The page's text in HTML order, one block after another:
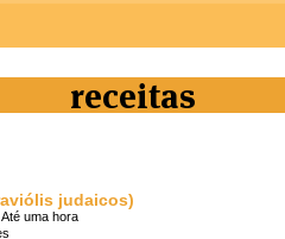
receitas
judaicos)
uma hora